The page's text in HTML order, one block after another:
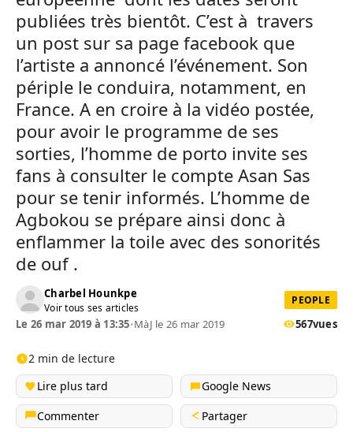
publiées très bientôt. C’est à travers
un post sur sa page facebook que
l’artiste a annoncé l’événement. Son
périple le conduira, notamment, en
France. A en croire à la vidéo postée,
pour avoir le programme de ses
sorties, l’homme de porto invite ses
fans à consulter le compte Asan Sas
pour se tenir informés. L’homme de
Agbokou se prépare ainsi donc à
enflammer la toile avec des sonorités
de ouf .
Charbel Hounkpe
Voir tous ses articles
PEOPLE
Le 26 mar 2019 à 13:35•MàJ le 26 mar 2019 567vues
2 min de lecture
Lire plus tard
Google News
Commenter
Partager